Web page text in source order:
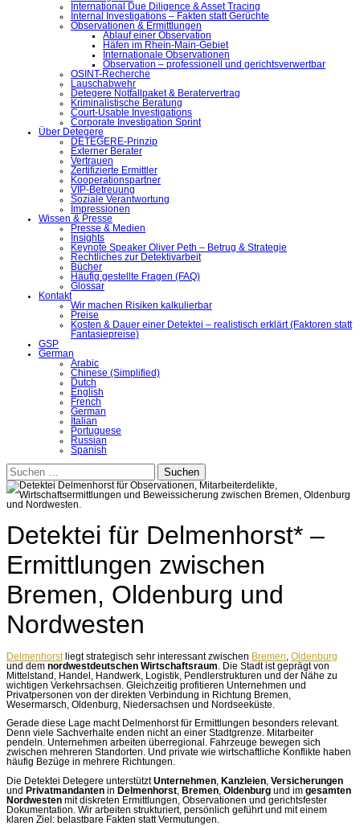
International Due Diligence & Asset Tracing
Internal Investigations – Fakten statt Gerüchte
Observationen & Ermittlungen
Ablauf einer Observation
Häfen im Rhein-Main-Gebiet
Internationale Observationen
Observation – professionell und gerichtsverwertbar
OSINT-Recherche
Lauschabwehr
Detegere Notfallpaket & Beratervertrag
Kriminalistische Beratung
Court-Usable Investigations
Corporate Investigation Sprint
Über Detegere
DETEGERE-Prinzip
Externer Berater
Vertrauen
Zertifizierte Ermittler
Kooperationspartner
VIP-Betreuung
Soziale Verantwortung
Impressionen
Wissen & Presse
Presse & Medien
Insights
Keynote Speaker Oliver Peth – Betrug & Strategie
Rechtliches zur Detektivarbeit
Bücher
Häufig gestellte Fragen (FAQ)
Glossar
Kontakt
Wir machen Risiken kalkulierbar
Preise
Kosten & Dauer einer Detektei – realistisch erklärt (Faktoren statt
Fantasiepreise)
GSP
German
Arabic
Chinese (Simplified)
Dutch
English
French
German
Italian
Portuguese
Russian
Spanish
Suchen
nach:
Detektei für Delmenhorst* –
Ermittlungen zwischen
Bremen, Oldenburg und
Nordwesten
Delmenhorst liegt strategisch sehr interessant zwischen Bremen Oldenburg
und dem nordwestdeutschen Wirtschaftsraum . Die Stadt ist geprägt von
Mittelstand, Handel, Handwerk, Logistik, Pendlerstrukturen und der Nähe zu
wichtigen Verkehrsachsen. Gleichzeitig profitieren Unternehmen und
Privatpersonen von der direkten Verbindung in Richtung Bremen,
Wesermarsch, Oldenburg, Niedersachsen und Nordseeküste.
Gerade diese Lage macht Delmenhorst für Ermittlungen besonders relevant.
Denn viele Sachverhalte enden nicht an einer Stadtgrenze. Mitarbeiter
pendeln. Unternehmen arbeiten überregional. Fahrzeuge bewegen sich
zwischen mehreren Standorten. Und private wie wirtschaftliche Konflikte haben
häufig Bezüge in mehrere Richtungen.
Die Detektei Detegere unterstütztUnternehmen Kanzleien Versicherungen
und Privatmandanten in Delmenhorst Bremen Oldenburg und im gesamten
Nordwesten mit diskreten Ermittlungen, Observationen und gerichtsfester
Dokumentation. Wir arbeiten strukturiert, persönlich geführt und mit einem
klaren Ziel: belastbare Fakten statt Vermutungen.